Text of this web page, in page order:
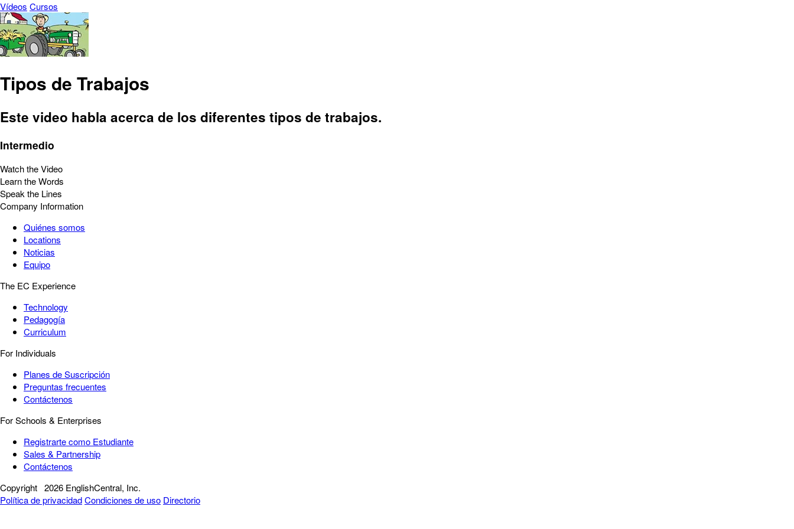
Vídeos Cursos
Tipos de Trabajos
Este video habla acerca de los diferentes tipos de trabajos.
Intermedio
Watch the Video
Learn the Words
Speak the Lines
Company Information
Quiénes somos
Locations
Noticias
Equipo
The EC Experience
Technology
Pedagogía
Curriculum
For Individuals
Planes de Suscripción
Preguntas frecuentes
Contáctenos
For Schools & Enterprises
Registrarte como Estudiante
Sales & Partnership
Contáctenos
Copyright 2026 EnglishCentral, Inc.
Política de privacidadCondiciones de uso Directorio